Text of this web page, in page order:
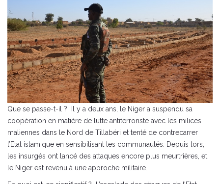
Que se passe-t-il ? Il y a deux ans, le Niger a suspendu sa
coopération en matière de lutte antiterroriste avec les milices
maliennes dans le Nord de Tillabéri et tenté de contrecarrer
l’Etat islamique en sensibilisant les communautés. Depuis lors,
les insurgés ont lancé des attaques encore plus meurtrières, et
le Niger est revenu à une approche militaire.